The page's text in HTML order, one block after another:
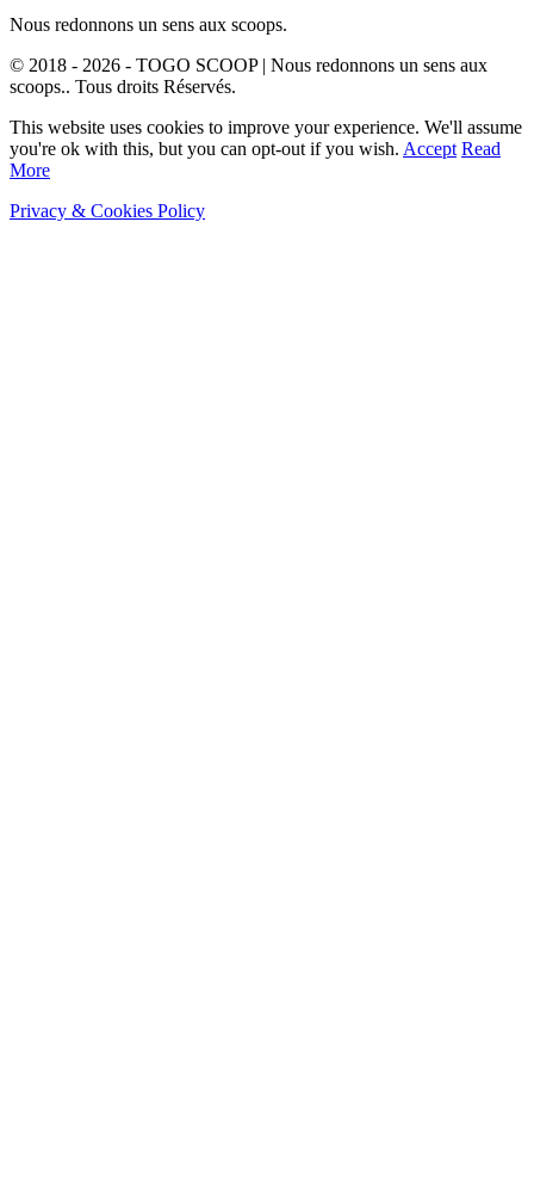
Nous redonnons un sens aux scoops.
© 2018 - 2026 - TOGO SCOOP | Nous redonnons un sens aux
scoops.. Tous droits Réservés.
This website uses cookies to improve your experience. We'll assume
you're ok with this, but you can opt-out if you wish. Accept Read
More
Privacy & Cookies Policy